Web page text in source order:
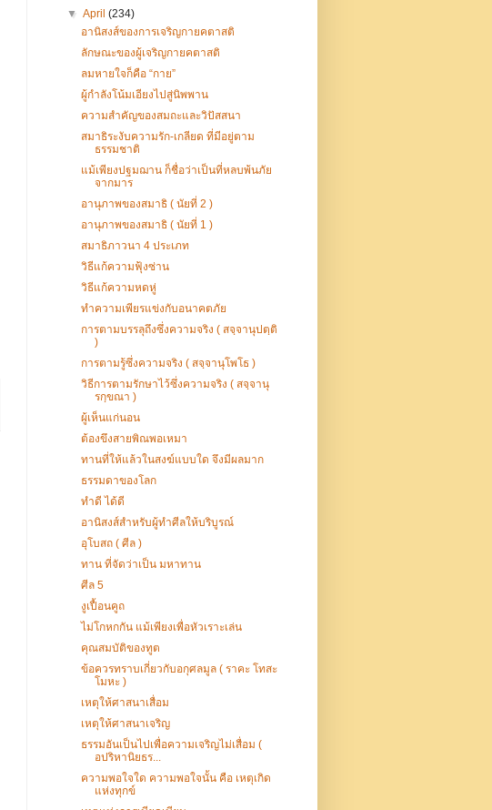
▼April(234)
อานิสงส์ของการเจริญกายคตาสติ
ลักษณะของผู้เจริญกายคตาสติ
ลมหายใจก็คือ “กาย”
ผู้กำลังโน้มเอียงไปสู่นิพพาน
ความสำคัญของสมถะและวิปัสสนา
สมาธิระงับความรัก-เกลียด ที่มีอยู่ตาม
ธรรมชาติ
แม้เพียงปฐมฌาน ก็ชื่อว่าเป็นที่หลบพ้นภัย
จากมาร
อานุภาพของสมาธิ ( นัยที่ 2 )
อานุภาพของสมาธิ ( นัยที่ 1 )
สมาธิภาวนา 4 ประเภท
วิธีแก้ความฟุ้งซ่าน
วิธีแก้ความหดหู่
ทำความเพียรแข่งกับอนาคตภัย
การตามบรรลุถึงซึ่งความจริง ( สจฺจานุปตฺติ
)
การตามรู้ซึ่งความจริง ( สจฺจานุโพโธ )
วิธีการตามรักษาไว้ซึ่งความจริง ( สจฺจานุ
รกฺขณา )
ผู้เห็นแก่นอน
ต้องขึงสายพิณพอเหมา
ทานที่ให้แล้วในสงฆ์แบบใด จึงมีผลมาก
ธรรมดาของโลก
ทำดี ได้ดี
อานิสงส์สำหรับผู้ทำศีลให้บริบูรณ์
อุโบสถ ( ศีล )
ทาน ที่จัดว่าเป็น มหาทาน
ศีล 5
งูเปื้อนคูถ
ไม่โกหกกัน แม้เพียงเพื่อหัวเราะเล่น
คุณสมบัติของทูต
ข้อควรทราบเกี่ยวกับอกุศลมูล ( ราคะ โทสะ
โมหะ )
เหตุให้ศาสนาเสื่อม
เหตุให้ศาสนาเจริญ
ธรรมอันเป็นไปเพื่อความเจริญไม่เสื่อม (
อปริหานิยธร...
ความพอใจใด ความพอใจนั้น คือ เหตุเกิด
แห่งทุกข์